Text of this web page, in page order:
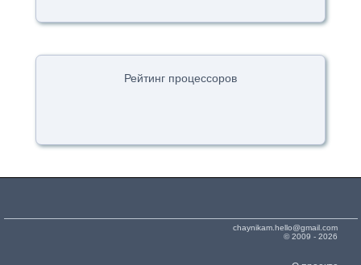
Рейтинг процессоров
chaynikam.hello@gmail.com
© 2009 - 2026